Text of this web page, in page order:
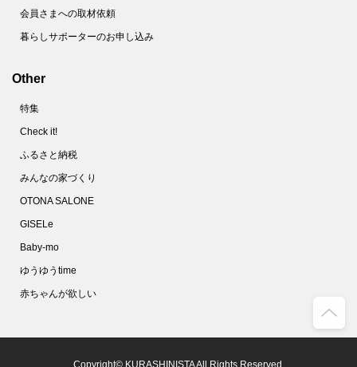
会員さまへの取材依頼
暮らしサポーターのお申し込み
Other
特集
Check it!
ふるさと納税
みんなの家づくり
OTONA SALONE
GISELe
Baby-mo
ゆうゆうtime
赤ちゃんが欲しい